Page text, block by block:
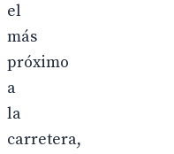
el
más
próximo
a
la
carretera,